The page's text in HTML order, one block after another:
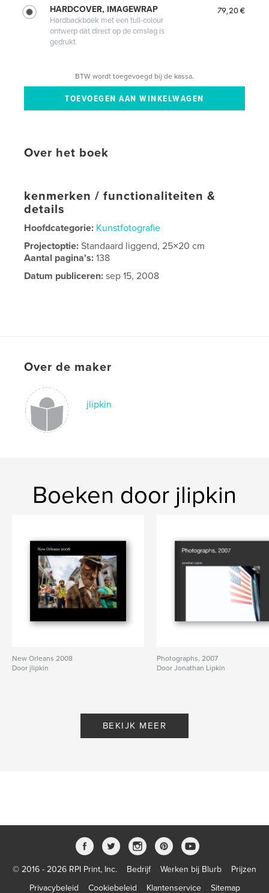
HARDCOVER, IMAGEWRAP
Hardbackboek met een full-colour
ontwerp dat direct op de omslag is
gedrukt
79,20 €
BTW wordt toegevoegd bij de kassa.
Over het boek
kenmerken / functionaliteiten &
details
Hoofdcategorie: Kunstfotografie
Projectoptie:Standaard liggend, 25×20 cm
Aantal pagina's:138
Datum publiceren: sep 15, 2008
Over de maker
jlipkin
Boeken door jlipkin
New Orleans 2008
Door jlipkin
Photographs, 2007
Door Jonathan Lipkin
BEKIJK MEER
© 2016 - 2026 RPI Print, Inc. Bedrijf Werken bij Blurb
Prijzen
Privacybeleid
Cookiebeleid Klantenservice Sitemap